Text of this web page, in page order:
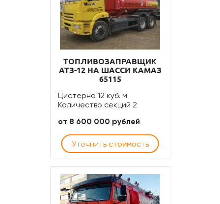
ТОПЛИВОЗАПРАВЩИК
АТЗ-12 НА ШАССИ КАМАЗ
65115
Цистерна 12 куб. м
Количество секций 2
от 8 600 000 рублей
Уточнить стоимость